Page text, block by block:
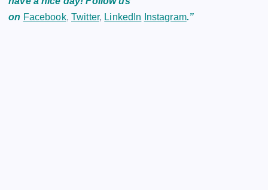
on Facebook, Twitter, LinkedIn Instagram.”